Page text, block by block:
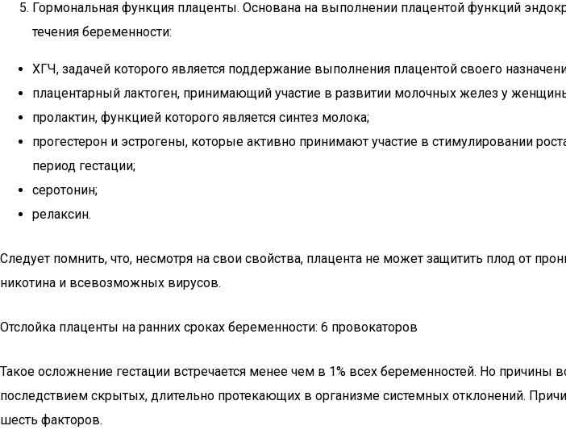
Гормональная функция плаценты. Основана на выполнении плацентой функций
течения беременности:
ХГЧ, задачей которого является поддержание выполнения плацентой своего
плацентарный лактоген, принимающий участие в развитии молочных желез у
пролактин, функцией которого является синтез молока;
прогестерон и эстрогены, которые активно принимают участие в стимулировании
период гестации;
серотонин;
релаксин.
Следует помнить, что, несмотря на свои свойства, плацента не может защитить плод от
никотина и всевозможных вирусов.
Отслойка плаценты на ранних сроках беременности: 6 провокаторов
Такое осложнение гестации встречается менее чем в 1% всех беременностей. Но причины
последствием скрытых, длительно протекающих в организме системных отклонений.
шесть факторов.